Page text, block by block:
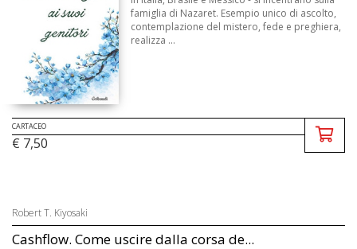
famiglia di Nazaret. Esempio unico di ascolto,
contemplazione del mistero, fede e preghiera,
realizza ...
CARTACEO
€ 7,50
Robert T. Kiyosaki
Cashflow. Come uscire dalla corsa de...